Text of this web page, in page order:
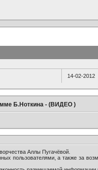
14-02-2012
Б.Ноткина - (ВИДЕО )
Аллы Пугачёвой.
пользователями, а также за